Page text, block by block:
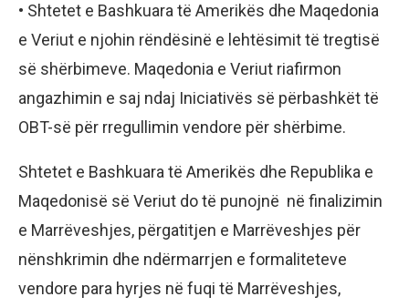
• Shtetet e Bashkuara të Amerikës dhe Maqedonia
e Veriut e njohin rëndësinë e lehtësimit të tregtisë
së shërbimeve. Maqedonia e Veriut riafirmon
angazhimin e saj ndaj Iniciativës së përbashkët të
OBT-së për rregullimin vendore për shërbime.
Shtetet e Bashkuara të Amerikës dhe Republika e
Maqedonisë së Veriut do të punojnë në finalizimin
e Marrëveshjes, përgatitjen e Marrëveshjes për
nënshkrimin dhe ndërmarrjen e formaliteteve
vendore para hyrjes në fuqi të Marrëveshjes,